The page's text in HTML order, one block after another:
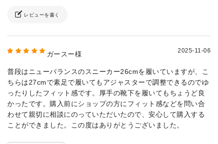
レビューを書く
ガースー様 2025-11-06
普段はニューバランスのスニーカー26cmを履いていますが、こ
ちらは27cmで素足で履いてもアジャスターで調整できるのでゆ
ったりしたフィット感です。厚手の靴下を履いてもちょうど良
かったです。購入前にショップの方にフィット感などを問い合
わせて親切に相談にのっていただいたので、安心して購入する
ことができました。この度はありがとうございました。